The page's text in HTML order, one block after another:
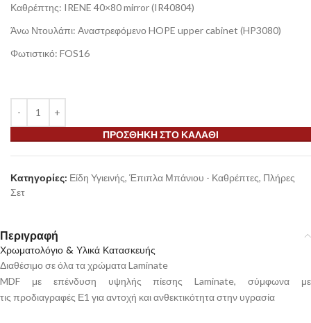
Καθρέπτης: IRENE 40×80 mirror (IR40804)
Άνω Ντουλάπι: Αναστρεφόμενο HOPE upper cabinet (HP3080)
Φωτιστικό: FOS16
ΠΡΟΣΘΉΚΗ ΣΤΟ ΚΑΛΆΘΙ
Κατηγορίες: Είδη Υγιεινής, Έπιπλα Μπάνιου - Καθρέπτες, Πλήρες
Σετ
Περιγραφή
Χρωματολόγιο & Υλικά Κατασκευής
Διαθέσιμο σε όλα τα χρώματα Laminate
MDF με επένδυση υψηλής πίεσης Laminate, σύμφωνα με
τις προδιαγραφές Ε1 για αντοχή και ανθεκτικότητα στην υγρασία